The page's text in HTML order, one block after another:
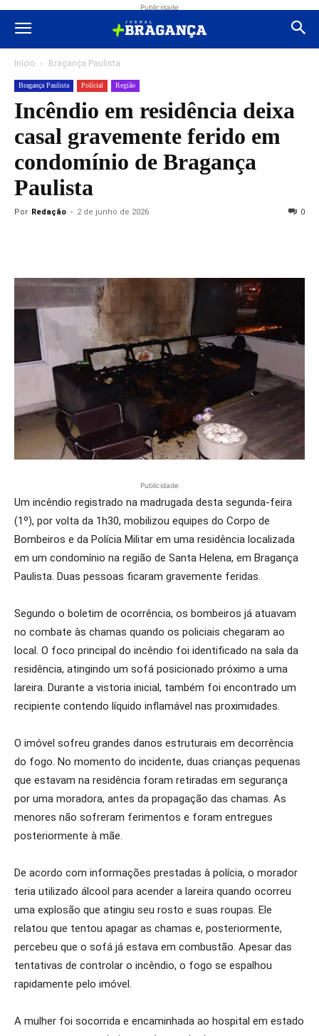
Publicidade
Início Bragança Paulista
Bragança Paulista Polícial Região
Incêndio em residência deixa
casal gravemente ferido em
condomínio de Bragança
Paulista
Por Redação - 2 de junho de 2026 0
Publicidade
Um incêndio registrado na madrugada desta segunda-feira
(1º), por volta da 1h30, mobilizou equipes do Corpo de
Bombeiros e da Polícia Militar em uma residência localizada
em um condomínio na região de Santa Helena, em Bragança
Paulista. Duas pessoas ficaram gravemente feridas.
Segundo o boletim de ocorrência, os bombeiros já atuavam
no combate às chamas quando os policiais chegaram ao
local. O foco principal do incêndio foi identificado na sala da
residência, atingindo um sofá posicionado próximo a uma
lareira. Durante a vistoria inicial, também foi encontrado um
recipiente contendo líquido inflamável nas proximidades.
O imóvel sofreu grandes danos estruturais em decorrência
do fogo. No momento do incidente, duas crianças pequenas
que estavam na residência foram retiradas em segurança
por uma moradora, antes da propagação das chamas. As
menores não sofreram ferimentos e foram entregues
posteriormente à mãe.
De acordo com informações prestadas à polícia, o morador
teria utilizado álcool para acender a lareira quando ocorreu
uma explosão que atingiu seu rosto e suas roupas. Ele
relatou que tentou apagar as chamas e, posteriormente,
percebeu que o sofá já estava em combustão. Apesar das
tentativas de controlar o incêndio, o fogo se espalhou
rapidamente pelo imóvel.
A mulher foi socorrida e encaminhada ao hospital em estado